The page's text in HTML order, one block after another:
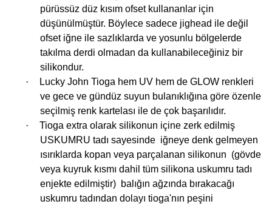
pürüssüz düz kısım ofset kullananlar için
düşünülmüştür. Böylece sadece jighead ile değil
ofset iğne ile sazlıklarda ve yosunlu bölgelerde
takılma derdi olmadan da kullanabileceğiniz bir
silikondur.
·
Lucky John Tioga hem UV hem de GLOW renkleri
ve gece ve gündüz suyun bulanıklığına göre özenle
seçilmiş renk kartelası ile de çok başarılıdır.
·
Tioga extra olarak silikonun içine zerk edilmiş
USKUMRU tadı sayesinde iğneye denk gelmeyen
ısırıklarda kopan veya parçalanan silikonun (gövde
veya kuyruk kısmı dahil tüm silikona uskumru tadı
enjekte edilmiştir) balığın ağzında bırakacağı
uskumru tadından dolayı tioga'nın peşini